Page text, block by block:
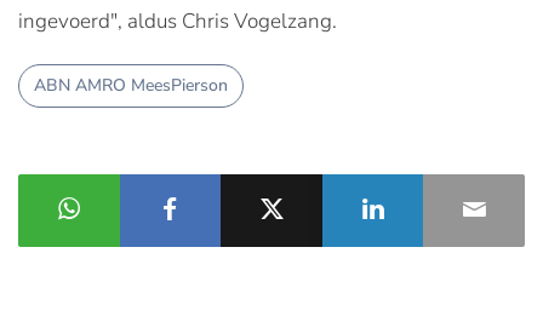
ingevoerd", aldus Chris Vogelzang.
ABN AMRO MeesPierson